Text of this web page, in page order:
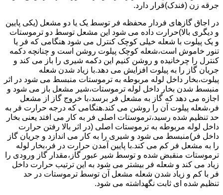
جرقه زن (فندک)قرار دارد.
در اجاق گازهای فردار محفظه فر توسط یک یا دو مشعل (یکی پایین
و دیگری بالا)حرارت داده می شود این مشعل توسط دو ترموستات
و یک پیلوت با شعله خیلی کوچک کنترل می شود هنگامی که فر یا
تنور خاموش است،شعله کوچک پیلوت روشن است و چنانچه دکمه
کنترل را چرخانیده و روشن کنیم این دکمه شیری را باز می کند و
جریان گاز را به پیلوت افزایش می دهد.با زیاد شدن شعله
پیلوت،بخار داخل لوله مربوطه به ترموستات منبسط می شود در اثر
منبسط شدن بخار داخل لوله ترموستات،شیر مشعل باز می شود و
اجازه می دهد که گاز به مشعل فر برسد،با خروج گاز از مشعل
فر،شعله پیلوت آن را روشن می کند.هنگامی که درجه حرارت فر به
حد تنظیم شده رسید،ترموستات اصلی فر به کار می افتد یعنی بخار
داخل لوله مربوطه به ترموستات اصلی (در اثر بالا رفتن حرارت
داخل فر)منبسط می شود و شیری را به کار می اندازد و جریان گاز
را به مشعل فر کم می کند.با پایین آمدن حرارت در فر،بخار لوله
ترموستات منقبض شده و توسط شیر عبور گاز،مقدار گاز ورودی را
زیاد می کند و شعله فر بیشتر می شود به این ترتیب حرارت داخل
فر با کم و زیاد شدن شعله مشعل آن توسط ترموستات در حد
تنظیم شده ای ثابت نگهداشته می شود.